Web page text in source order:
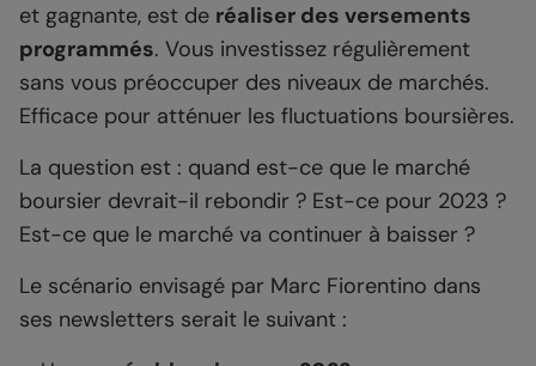
et gagnante, est de réaliser des versements
programmés. Vous investissez régulièrement
sans vous préoccuper des niveaux de marchés.
Efficace pour atténuer les fluctuations boursières.
La question est : quand est-ce que le marché
boursier devrait-il rebondir ? Est-ce pour 2023 ?
Est-ce que le marché va continuer à baisser ?
Le scénario envisagé par Marc Fiorentino dans
ses newsletters serait le suivant :